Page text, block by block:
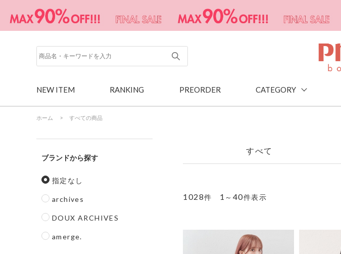
NEW ITEM RANKING PREORDER CATEGORY
ホーム > すべての商品
ブランド
指定なし
archives
DOUX ARCHIVES
amerge.
すべて
1028件 1 ～ 40件表示